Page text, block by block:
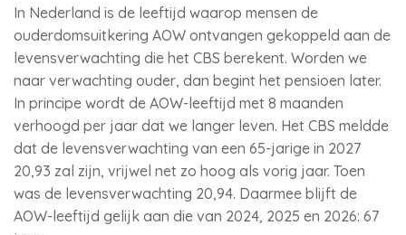
In Nederland is de leeftijd waarop mensen de
ouderdomsuitkering AOW ontvangen gekoppeld aan de
levensverwachting die het CBS berekent. Worden we
naar verwachting ouder, dan begint het pensioen later.
In principe wordt de AOW-leeftijd met 8 maanden
verhoogd per jaar dat we langer leven. Het CBS meldde
dat de levensverwachting van een 65-jarige in 2027
20,93 zal zijn, vrijwel net zo hoog als vorig jaar. Toen
was de levensverwachting 20,94. Daarmee blijft de
AOW-leeftijd gelijk aan die van 2024, 2025 en 2026: 67